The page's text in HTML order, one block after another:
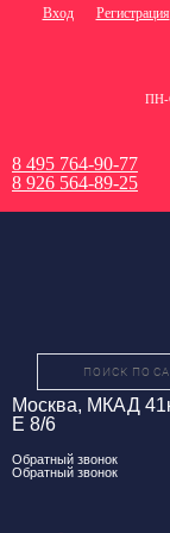
Вход Регистрация
ПН-
8 495 764-90-77
8 926 564-89-25
Москва, МКАД
Е 8/6
Обратный звонок
Обратный звонок